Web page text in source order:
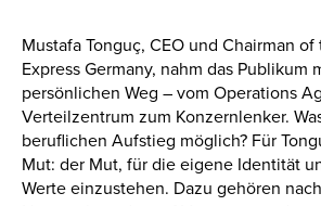
Mustafa Tonguç, CEO und Chairman
Express Germany, nahm das Publikum
persönlichen Weg – vom Operations
Verteilzentrum zum Konzernlenker.
beruflichen Aufstieg möglich? Für
Mut: der Mut, für die eigene Identität
Werte einzustehen. Dazu gehören